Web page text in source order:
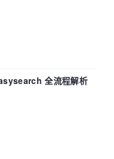
全流程解析